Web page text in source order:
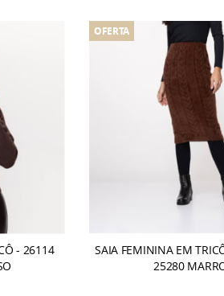
- 26114
OFERTA
SAIA FEMININA EM
25280